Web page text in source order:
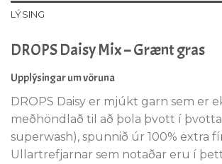
LÝSING
DROPS Daisy Mix – Grænt gras
Upplýsingar um vöruna
DROPS Daisy er mjúkt garn sem er
meðhöndlað til að þola þvott í
superwash), spunnið úr 100% extra
Ullartrefjarnar sem notaðar eru í